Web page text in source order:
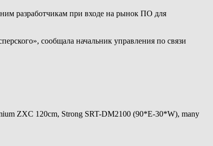
разработчикам при входе на рынок ПО для
сообщала начальник управления по связи
ZXC 120cm, Strong SRT-DM2100 (90*E-30*W), many